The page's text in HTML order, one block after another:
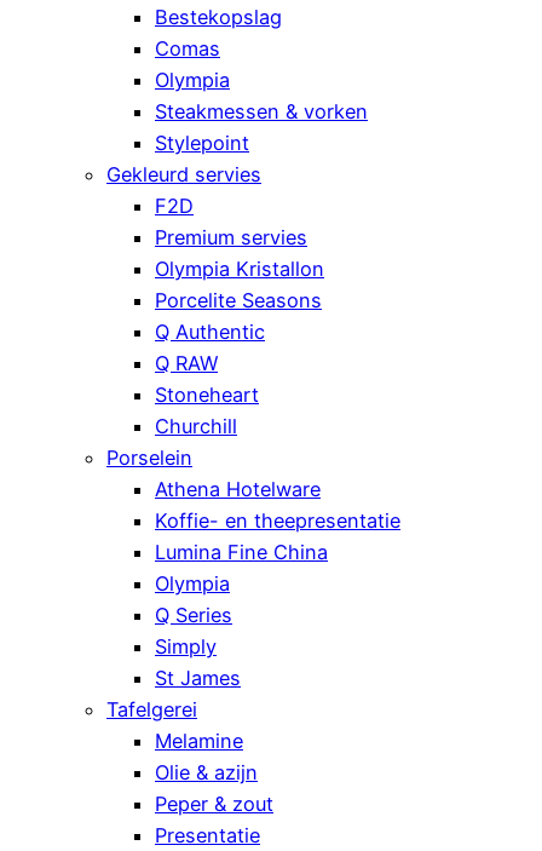
Bestekopslag
Comas
Olympia
Steakmessen & vorken
Stylepoint
Gekleurd servies
F2D
Premium servies
Olympia Kristallon
Porcelite Seasons
Q Authentic
Q RAW
Stoneheart
Churchill
Porselein
Athena Hotelware
Koffie- en theepresentatie
Lumina Fine China
Olympia
Q Series
Simply
St James
Tafelgerei
Melamine
Olie & azijn
Peper & zout
Presentatie